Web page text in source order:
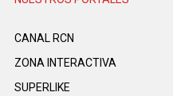
CANAL RCN
ZONA INTERACTIVA
SUPERLIKE